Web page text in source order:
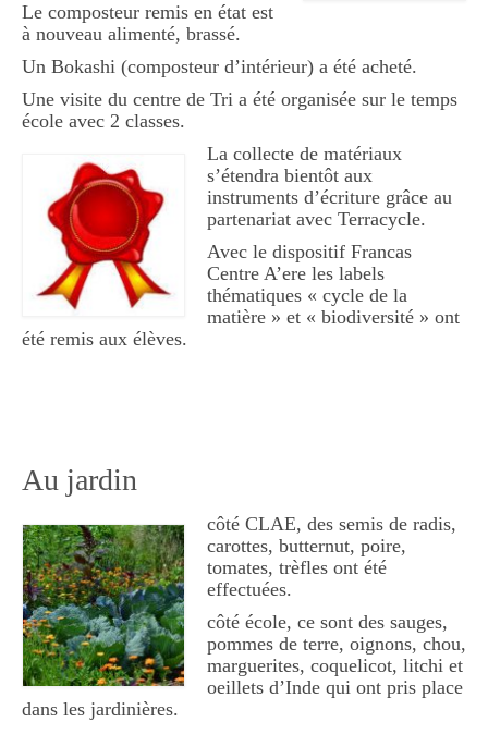
Ce mois-ci
Accueillir la biodiversité
Les nichoirs
Les hôtels à insectes ou mini refuges
Les jachères fleuries
Le composteur
La haie
Activités autour du jardin
Mammifères
Végétaux
Les sciences participatives
Opération escargots
Placettes à vers de terre
Le composteur remis en état est
à nouveau alimenté, brassé.
Un Bokashi (composteur d’intérieur) a été acheté.
Une visite du centre de Tri a été organisée sur le temps
école avec 2 classes.
La collecte de matériaux
s’étendra bientôt aux
instruments d’écriture grâce au
partenariat avec Terracycle.
Avec le dispositif Francas
Centre A’ere les labels
thématiques « cycle de la
matière » et « biodiversité » ont
été remis aux élèves.
Au jardin
côté CLAE, des semis de radis,
carottes, butternut, poire,
tomates, trèfles ont été
effectuées.
côté école, ce sont des sauges,
pommes de terre, oignons, chou,
marguerites, coquelicot, litchi et
oeillets d’Inde qui ont pris place
dans les jardinières.